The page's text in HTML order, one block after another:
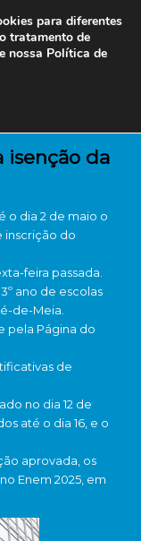
isenção da
o dia 2 de maio o
inscrição do
feira passada.
ano de escolas
de-Meia.
pela Página do
de
no dia 12 de
até o dia 16, e o
aprovada, os
Enem 2025, em
para diferentes
tratamento de
nossa Política de